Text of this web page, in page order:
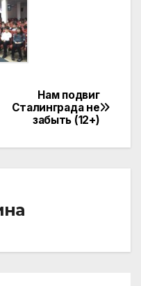
Нам подвиг
Сталинграда не
забыть (12+)